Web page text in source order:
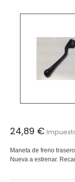
24,89 €
Maneta de freno
Nueva a estrenar.